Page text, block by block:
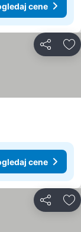
cene
Deli
cene
Deli